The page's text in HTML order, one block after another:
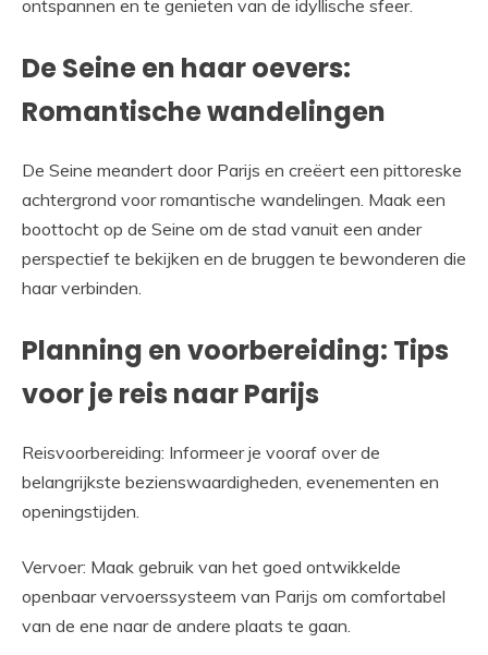
ontspannen en te genieten van de idyllische sfeer.
De Seine en haar oevers:
Romantische wandelingen
De Seine meandert door Parijs en creëert een pittoreske
achtergrond voor romantische wandelingen. Maak een
boottocht op de Seine om de stad vanuit een ander
perspectief te bekijken en de bruggen te bewonderen die
haar verbinden.
Planning en voorbereiding: Tips
voor je reis naar Parijs
Reisvoorbereiding: Informeer je vooraf over de
belangrijkste bezienswaardigheden, evenementen en
openingstijden.
Vervoer: Maak gebruik van het goed ontwikkelde
openbaar vervoerssysteem van Parijs om comfortabel
van de ene naar de andere plaats te gaan.